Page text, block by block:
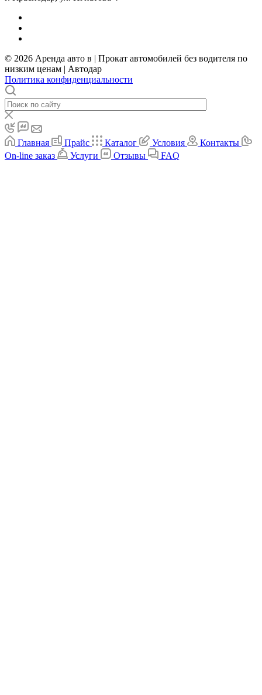
© 2026 Аренда авто в | Прокат автомобилей без водителя по
низким ценам | Автодар
Политика конфиденциальности
Главная Прайс Каталог Условия
Контакты
On-line заказ
Услуги Отзывы FAQ